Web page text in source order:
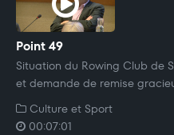
Point 49
Situation du Rowing Club de
et demande de remise
Culture et Sport
00:07:01